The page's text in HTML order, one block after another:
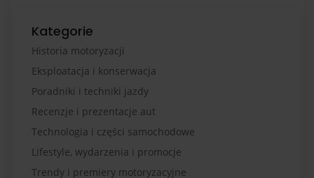
Kategorie
Historia motoryzacji
Eksploatacja i konserwacja
Poradniki i techniki jazdy
Recenzje i prezentacje aut
Technologia i części samochodowe
Lifestyle, wydarzenia i promocje
Trendy i premiery motoryzacyjne